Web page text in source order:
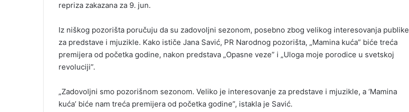
repriza zakazana za 9. jun.
Iz niškog pozorišta poručuju da su zadovoljni sezonom, posebno zbog velikog interesovanja publike
za predstave i mjuzikle. Kako ističe Jana Savić, PR Narodnog pozorišta, „Mamina kuća” biće treća
premijera od početka godine, nakon predstava „Opasne veze” i „Uloga moje porodice u svetskoj
revoluciji”.
„Zadovoljni smo pozorišnom sezonom. Veliko je interesovanje za predstave i mjuzikle, a ‘Mamina
kuća’ biće nam treća premijera od početka godine”, istakla je Savić.